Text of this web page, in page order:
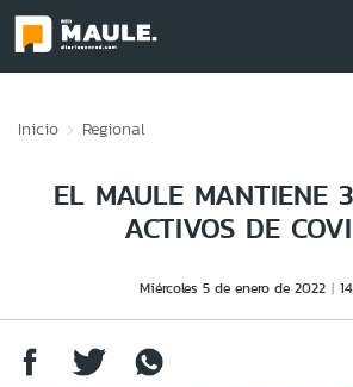
Inicio Regional
EL MAULE MANTIENE
ACTIVOS DE
Miércoles 5 de enero de 2022